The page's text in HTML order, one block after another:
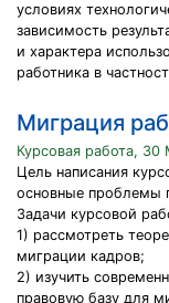
условиях
зависимость
и характера
работника в
Миграция
Курсовая работа, 30
Цель написания
основные проблемы
Задачи курсовой
1) рассмотреть
миграции кадров;
2) изучить
правовую базу для